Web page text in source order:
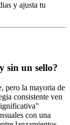
y ajusta tu
sin un sello?
pero la mayoria de
consistente ven
con una